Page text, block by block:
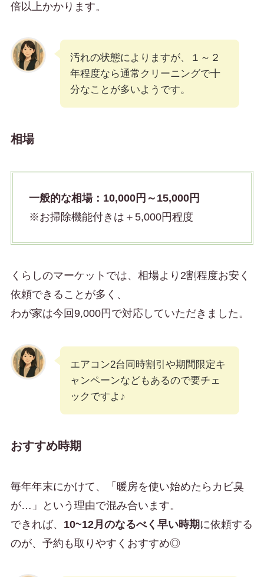
倍以上かかります。
汚れの状態によりますが、１～２
年程度なら通常クリーニングで十
分なことが多いようです。
相場
一般的な相場：10,000円～15,000円
※お掃除機能付きは＋5,000円程度
くらしのマーケットでは、相場より2割程度お安く
依頼できることが多く、
わが家は今回9,000円で対応していただきました。
エアコン2台同時割引や期間限定キ
ャンペーンなどもあるので要チェ
ックですよ♪
おすすめ時期
毎年年末にかけて、「暖房を使い始めたらカビ臭
が…」という理由で混み合います。
できれば、 10~12月のなるべく早い時期に依頼する
のが、予約も取りやすくおすすめ◎